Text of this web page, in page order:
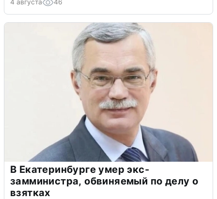
В Екатеринбурге умер экс-
замминистра, обвиняемый по делу о
взятках